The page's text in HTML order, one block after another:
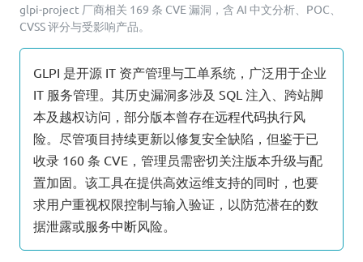
glpi-project 厂商相关 169 条 CVE 漏洞，含 AI 中文分析、POC、
CVSS 评分与受影响产品。
GLPI 是开源 IT 资产管理与工单系统，广泛用于企业
IT 服务管理。其历史漏洞多涉及 SQL 注入、跨站脚
本及越权访问，部分版本曾存在远程代码执行风
险。尽管项目持续更新以修复安全缺陷，但鉴于已
收录 160 条 CVE，管理员需密切关注版本升级与配
置加固。该工具在提供高效运维支持的同时，也要
求用户重视权限控制与输入验证，以防范潜在的数
据泄露或服务中断风险。